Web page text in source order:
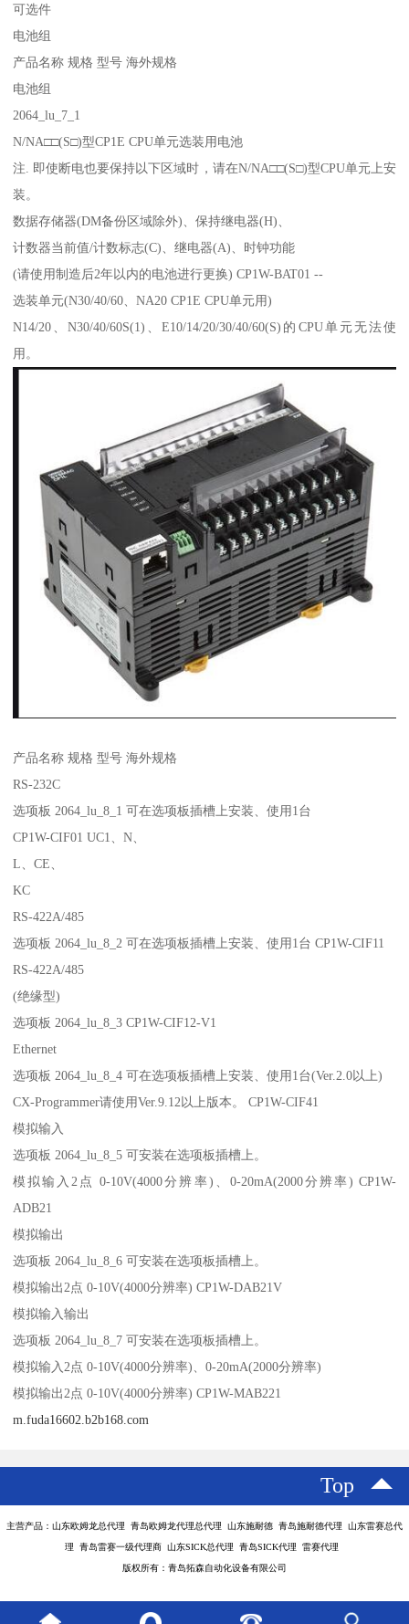
可选件
电池组
产品名称 规格 型号 海外规格
电池组
2064_lu_7_1
N/NA□□(S□)型CP1E CPU单元选装用电池
注. 即使断电也要保持以下区域时，请在N/NA□□(S□)型CPU单元上安
装。
数据存储器(DM备份区域除外)、保持继电器(H)、
计数器当前值/计数标志(C)、继电器(A)、时钟功能
(请使用制造后2年以内的电池进行更换) CP1W-BAT01 --
选装单元(N30/40/60、NA20 CP1E CPU单元用)
N14/20、N30/40/60S(1)、E10/14/20/30/40/60(S)的CPU单元无法使
用。
产品名称 规格 型号 海外规格
RS-232C
选项板 2064_lu_8_1 可在选项板插槽上安装、使用1台
CP1W-CIF01 UC1、N、
L、CE、
KC
RS-422A/485
选项板 2064_lu_8_2 可在选项板插槽上安装、使用1台 CP1W-CIF11
RS-422A/485
(绝缘型)
选项板 2064_lu_8_3 CP1W-CIF12-V1
Ethernet
选项板 2064_lu_8_4 可在选项板插槽上安装、使用1台(Ver.2.0以上)
CX-Programmer请使用Ver.9.12以上版本。 CP1W-CIF41
模拟输入
选项板 2064_lu_8_5 可安装在选项板插槽上。
模拟输入2点 0-10V(4000分辨率)、0-20mA(2000分辨率) CP1W-
ADB21
模拟输出
选项板 2064_lu_8_6 可安装在选项板插槽上。
模拟输出2点 0-10V(4000分辨率) CP1W-DAB21V
模拟输入输出
选项板 2064_lu_8_7 可安装在选项板插槽上。
模拟输入2点 0-10V(4000分辨率)、0-20mA(2000分辨率)
模拟输出2点 0-10V(4000分辨率) CP1W-MAB221
m.fuda16602.b2b168.com
Top
主营产品：山东欧姆龙总代理 青岛欧姆龙代理总代理 山东施耐德 青岛施耐德代理 山东雷赛总代
理 青岛雷赛一级代理商 山东SICK总代理 青岛SICK代理 雷赛代理
版权所有：青岛拓森自动化设备有限公司